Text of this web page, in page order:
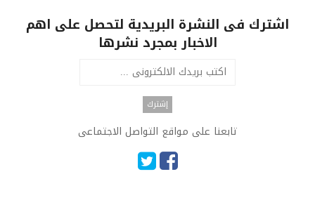
اشترك فى النشرة البريدية لتحصل على اهم
الاخبار بمجرد نشرها
تابعنا على مواقع التواصل الاجتماعى